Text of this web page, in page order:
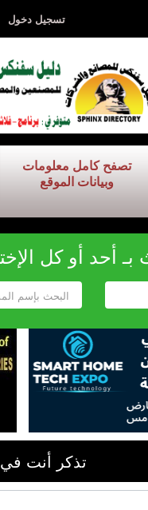
تسجيل دخول
تصفح كامل معلومات
وبيانات الموقع
أحد أو كل
تذكر أنت